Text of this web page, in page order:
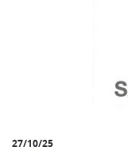
27/10/25